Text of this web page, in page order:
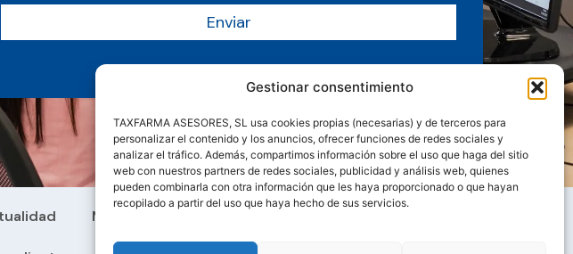
Gestionar consentimiento
TAXFARMA ASESORES, SL usa cookies propias (necesarias) y de terceros para
personalizar el contenido y los anuncios, ofrecer funciones de redes sociales y
analizar el tráfico. Además, compartimos información sobre el uso que haga del sitio
web con nuestros partners de redes sociales, publicidad y análisis web, quienes
pueden combinarla con otra información que les haya proporcionado o que hayan
recopilado a partir del uso que haya hecho de sus servicios.
Enviar
Manuales y Guias